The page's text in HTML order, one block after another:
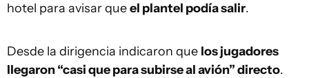
hotel para avisar queel plantel podía salir.
Desde la dirigencia indicaron que los jugadores
llegaron “casi que para subirse al avión” directo.